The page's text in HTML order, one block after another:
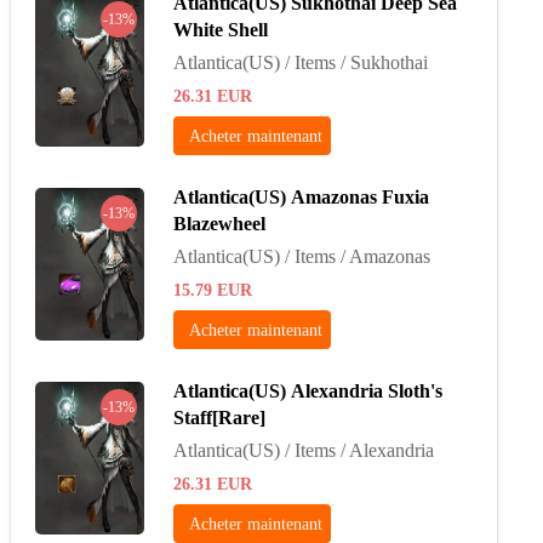
-13%
White Shell
Atlantica(US) / Items / Sukhothai
26.31 EUR
Acheter maintenant
-13%
Atlantica(US) Amazonas Fuxia
Blazewheel
Atlantica(US) / Items / Amazonas
15.79 EUR
Acheter maintenant
-13%
Atlantica(US) Alexandria Sloth's
Staff[Rare]
Atlantica(US) / Items / Alexandria
26.31 EUR
Acheter maintenant